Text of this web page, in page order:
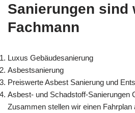
Sanierungen sind
Fachmann
Luxus Gebäudesanierung
Asbestsanierung
Preiswerte Asbest Sanierung und
Asbest- und Schadstoff-Sanierungen
Zusammen stellen wir einen Fahrplan